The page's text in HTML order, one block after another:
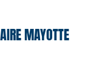
MAYOTTE